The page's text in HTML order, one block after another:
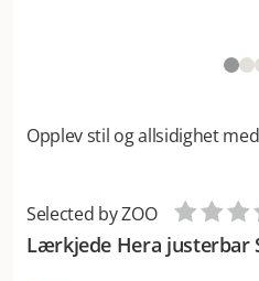
Opplev stil og allsidighet
Selected by ZOO
Lærkjede Hera justerbar